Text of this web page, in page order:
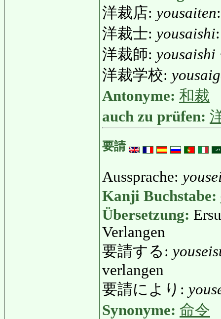
洋裁店: yousaiten
洋裁士: yousaishi
洋裁師: yousaishi
洋裁学校:
Antonyme: 和裁
auch zu prüfen:
要請
Aussprache:
Kanji Buchstabe:
Übersetzung:
Verlangen
要請する:
verlangen
要請により:
Synonyme: 命令